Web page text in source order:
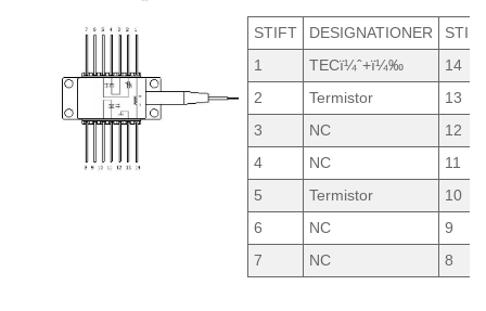
STIFT DESIGNATIONER
1
TECï¼ˆ+ï¼‰
14
2
Termistor
13
3
NC
12
4
NC
11
5
Termistor
10
6
NC
9
7
NC 8